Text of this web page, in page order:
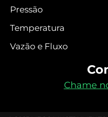
Pressão
Temperatura
Vazão e Fluxo
Chame